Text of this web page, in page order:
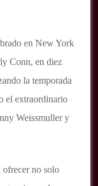
en New York
Conn, en diez
la temporada
el extraordinario
Weissmuller y
ofrecer no solo